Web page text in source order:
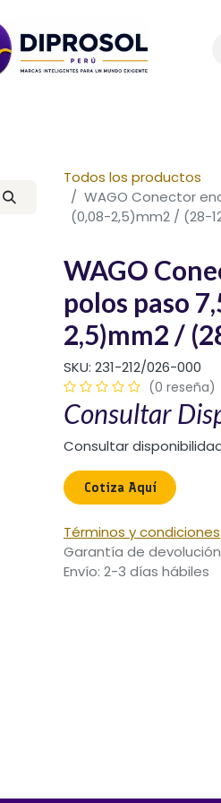
Todos los productos
WAGO Conector
(0,08-2,5)mm2 / (28-
WAGO
polos paso
2,5)mm2 /
SKU: 231-212/026-000
(0 reseña)
Consultar
Consultar
Cotiza Aquí​
Términos y condiciones
Garantía de
Envío: 2-3 días hábiles